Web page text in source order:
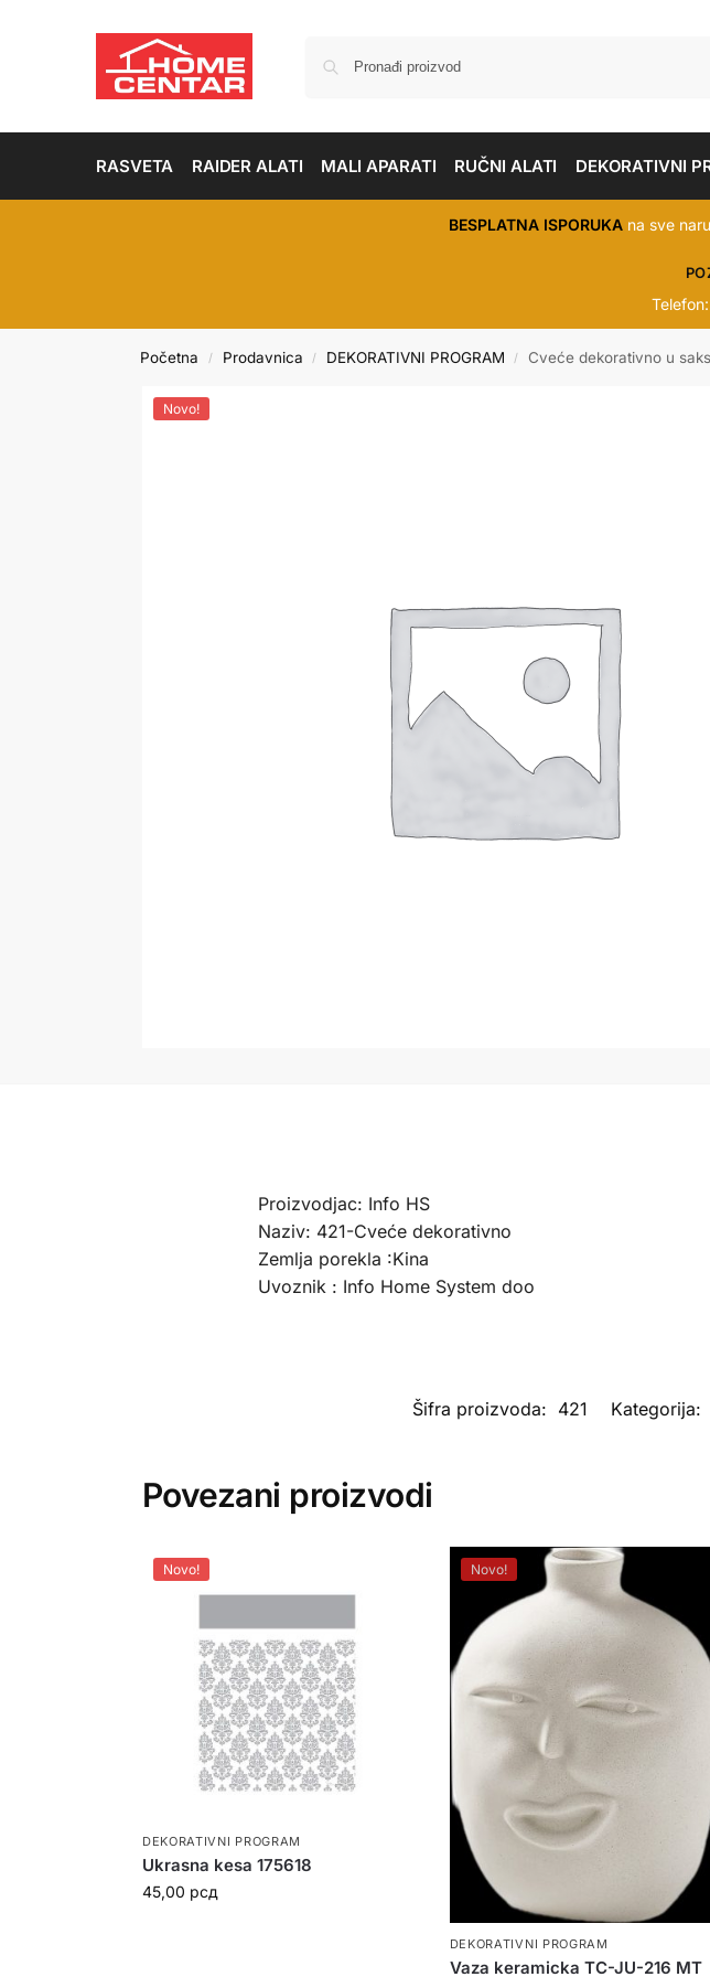
RASVETA RAIDER ALATI MALI APARATI RUČNI ALATI DEKORATIVNI
BESPLATNA ISPORUKAna sve
Telefon:
Početna / Prodavnica / DEKORATIVNI PROGRAM / Cveće dekorativno u
Novo!
Proizvodjac: Info HS
Naziv: 421-Cveće dekorativno
Zemlja porekla :Kina
Uvoznik : Info Home System doo
Šifra proizvoda: 421 Kategorija:
Povezani proizvodi
Novo!
DEKORATIVNI PROGRAM
Ukrasna kesa 175618
45,00 рсд
Novo!
DEKORATIVNI PROGRAM
Vaza keramicka TC-JU-216 MT